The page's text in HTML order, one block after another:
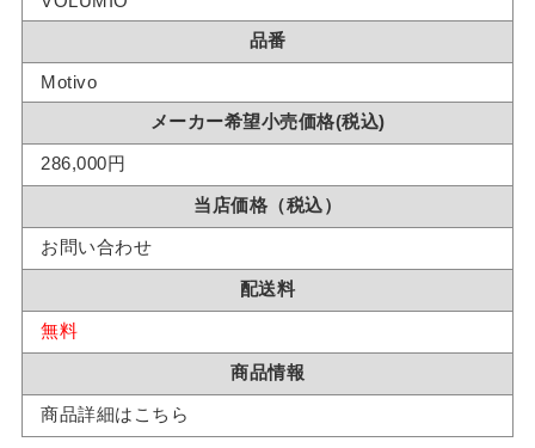
品番
Motivo
メーカー希望小売価格(税込)
286,000円
当店価格（税込）
お問い合わせ
配送料
無料
商品情報
商品詳細はこちら